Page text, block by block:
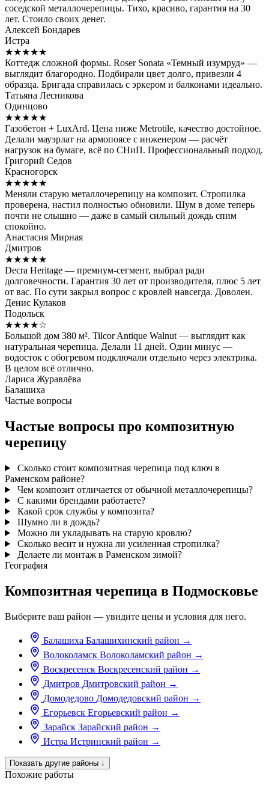
соседской металлочерепицы. Тихо, красиво, гарантия на 30
лет. Стоило своих денег.
Алексей Бондарев
Истра
★★★★★
Коттедж сложной формы. Roser Sonata «Темный изумруд» —
выглядит благородно. Подбирали цвет долго, привезли 4
образца. Бригада справилась с эркером и балконами идеально.
Татьяна Лесникова
Одинцово
★★★★★
Газобетон + LuxArd. Цена ниже Metrotile, качество достойное.
Делали мауэрлат на армопоясе с инженером — расчёт
нагрузок на бумаге, всё по СНиП. Профессиональный подход.
Григорий Седов
Красногорск
★★★★★
Меняли старую металлочерепицу на композит. Стропилка
проверена, настил полностью обновили. Шум в доме теперь
почти не слышно — даже в самый сильный дождь спим
спокойно.
Анастасия Мирная
Дмитров
★★★★★
Decra Heritage — премиум-сегмент, выбрал ради
долговечности. Гарантия 30 лет от производителя, плюс 5 лет
от вас. По сути закрыл вопрос с кровлей навсегда. Доволен.
Денис Кулаков
Подольск
★★★★☆
Большой дом 380 м². Tilcor Antique Walnut — выглядит как
натуральная черепица. Делали 11 дней. Один минус —
водосток с обогревом подключали отдельно через электрика.
В целом всё отлично.
Лариса Журавлёва
Балашиха
Частые вопросы
Частые вопросы про композитную
черепицу
Сколько стоит композитная черепица под ключ в
Раменском районе?
Чем композит отличается от обычной металлочерепицы?
С какими брендами работаете?
Какой срок службы у композита?
Шумно ли в дождь?
Можно ли укладывать на старую кровлю?
Сколько весит и нужна ли усиленная стропилка?
Делаете ли монтаж в Раменском зимой?
География
Композитная черепица в Подмосковье
Выберите ваш район — увидите цены и условия для него.
Балашиха Балашихинский район →
Волоколамск Волоколамский район →
Воскресенск Воскресенский район →
Дмитров Дмитровский район →
Домодедово Домодедовский район →
Егорьевск Егорьевский район →
Зарайск Зарайский район →
Истра Истринский район →
Показать другие районы ↓
Похожие работы